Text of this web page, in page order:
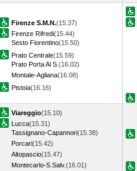
Firenze S.M.N.(15.37)
Firenze Rifredi(15.44)
Sesto Fiorentino(15.50)
Prato Centrale(15.59)
Prato Porta Al S. (16.02)
Montale-Agliana(16.08)
Pistoia(16.16)
Viareggio(15.10)
Lucca(15.31)
Tassignano-Capannori(15.38)
Porcari(15.42)
Altopascio(15.47)
Montecarlo-S.Salv.(16.01)